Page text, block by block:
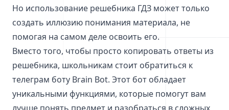
Но использование решебника ГДЗ может только
создать иллюзию понимания материала, не
помогая на самом деле освоить его.
Вместо того, чтобы просто копировать ответы из
решебника, школьникам стоит обратиться к
телеграм боту Brain Bot. Этот бот обладает
уникальными функциями, которые помогут вам